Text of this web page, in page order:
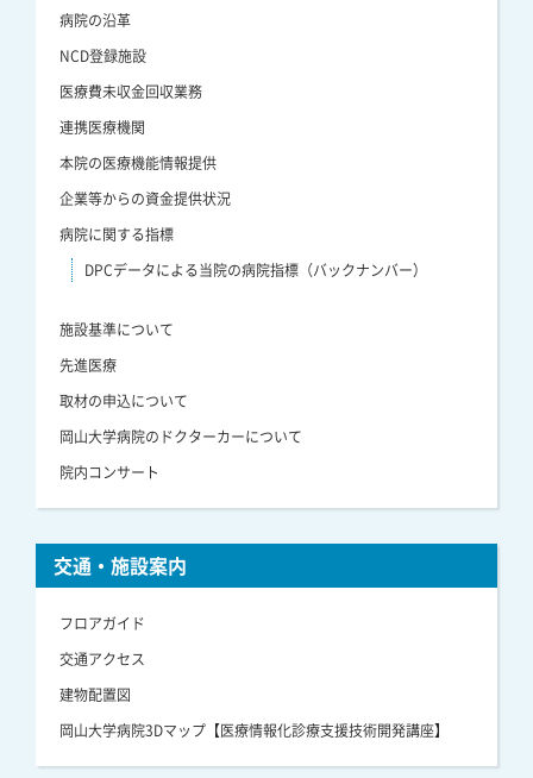
病院の沿革
NCD登録施設
医療費未収金回収業務
連携医療機関
本院の医療機能情報提供
企業等からの資金提供状況
病院に関する指標
DPCデータによる当院の病院指標（バックナンバー）
施設基準について
先進医療
取材の申込について
岡山大学病院のドクターカーについて
院内コンサート
交通・施設案内
フロアガイド
交通アクセス
建物配置図
岡山大学病院3Dマップ【医療情報化診療支援技術開発講座】